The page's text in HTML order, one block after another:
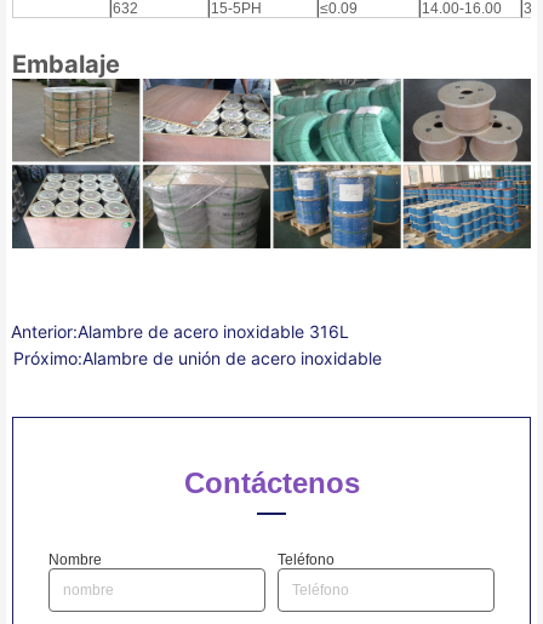
632
15-5PH ≤0.09 14.00-16.00
Embalaje
Anterior:Alambre de acero inoxidable 316L
Próximo:Alambre de unión de acero inoxidable
Contáctenos
Nombre Teléfono